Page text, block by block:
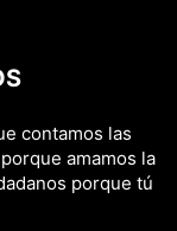
contamos las
amamos la
porque tú